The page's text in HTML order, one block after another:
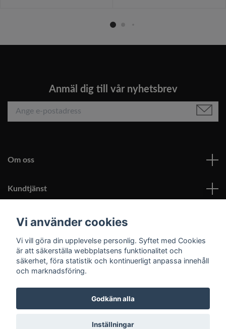
Anmäl dig till vår nyhetsbrev
Om oss
Kundtjänst
Läs mer
Sociala medier
© 2026 Roomoutlet.se
Vi använder cookies
Vi vill göra din upplevelse personlig. Syftet med Cookies
är att säkerställa webbplatsens funktionalitet och
säkerhet, föra statistik och kontinuerligt anpassa innehåll
och marknadsföring.
Godkänn alla
Inställningar